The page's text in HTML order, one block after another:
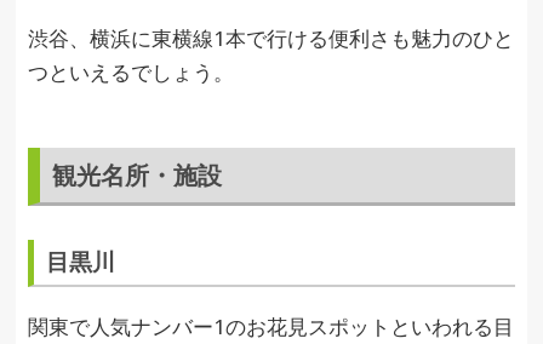
渋谷、横浜に東横線1本で行ける便利さも魅力のひと
つといえるでしょう。
観光名所・施設
目黒川
関東で人気ナンバー1のお花見スポットといわれる目